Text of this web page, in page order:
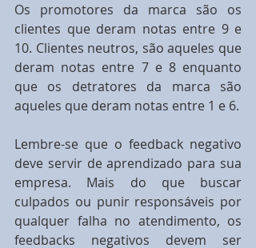
Os promotores da marca são os
clientes que deram notas entre 9 e
10. Clientes neutros, são aqueles que
deram notas entre 7 e 8 enquanto
que os detratores da marca são
aqueles que deram notas entre 1 e 6.
Lembre-se que o feedback negativo
deve servir de aprendizado para sua
empresa. Mais do que buscar
culpados ou punir responsáveis por
qualquer falha no atendimento, os
feedbacks negativos devem ser